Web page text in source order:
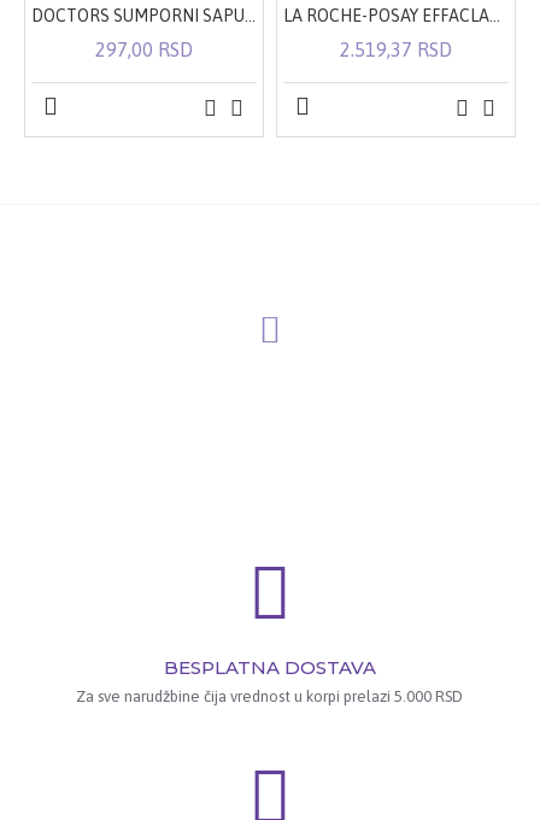
DOCTORS SUMPORNI SAPUN 100G
297,00 RSD
LA ROCHE-POSAY EFFACLAR DUO(+) SPF30 KOREKTIVNA NEGA PROTIV NEPRAVILNOSTI MASNE KOŽE I ZAČEPLJENIH PORA 40 ML
2.519,37 RSD
BESPLATNA DOSTAVA
Za sve narudžbine čija vrednost u korpi prelazi 5.000 RSD